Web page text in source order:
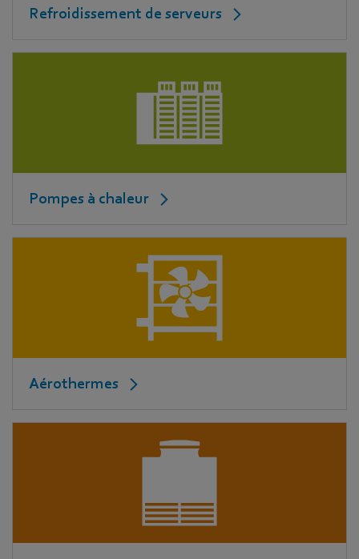
Refroidissement de serveurs
Pompes à chaleur
Aérothermes